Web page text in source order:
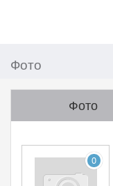
Фото
Фото
0